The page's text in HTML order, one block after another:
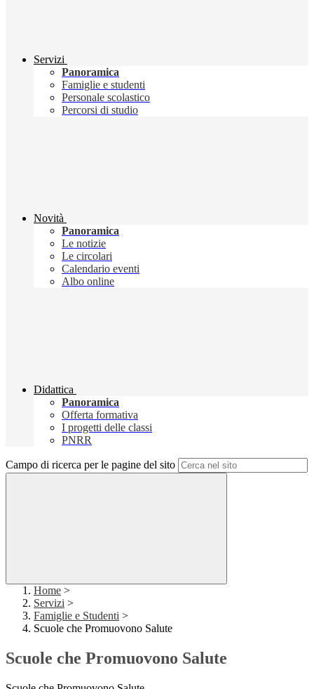
Servizi
Panoramica
Famiglie e studenti
Personale scolastico
Percorsi di studio
Novità
Panoramica
Le notizie
Le circolari
Calendario eventi
Albo online
Didattica
Panoramica
Offerta formativa
I progetti delle classi
PNRR
Campo di ricerca per le pagine del sito
Home >
Servizi >
Famiglie e Studenti >
Scuole che Promuovono Salute
Scuole che Promuovono Salute